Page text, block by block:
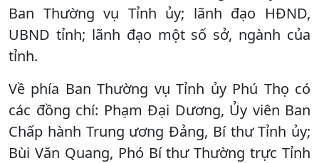
Ban Thường vụ Tỉnh ủy; lãnh đạo HĐND,
UBND tỉnh; lãnh đạo một số sở, ngành của
tỉnh.
Về phía Ban Thường vụ Tỉnh ủy Phú Thọ có
các đồng chí: Phạm Đại Dương, Ủy viên Ban
Chấp hành Trung ương Đảng, Bí thư Tỉnh ủy;
Bùi Văn Quang, Phó Bí thư Thường trực Tỉnh